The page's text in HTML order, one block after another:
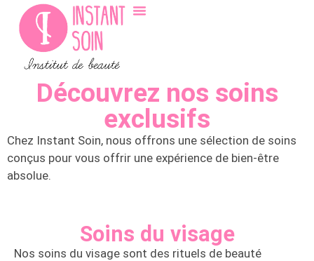
Découvrez nos soins
exclusifs
Chez Instant Soin, nous offrons une sélection de soins
conçus pour vous offrir une expérience de bien-être
absolue.
Soins du visage
Nos soins du visage sont des rituels de beauté